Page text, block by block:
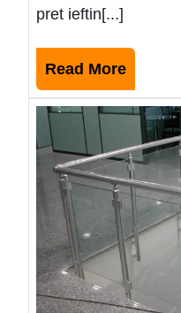
pret ieftin[...]
Read MoreRead
More